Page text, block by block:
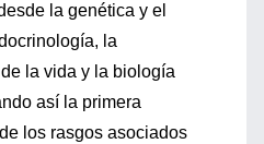
la genética y el
la
la vida y la biología
así la primera
los rasgos asociados